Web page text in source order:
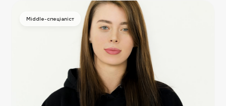
Middle-спеціаліст